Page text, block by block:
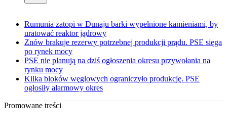
Rumunia zatopi w Dunaju barki wypełnione kamieniami, by
uratować reaktor jądrowy
Znów brakuje rezerwy potrzebnej produkcji prądu. PSE sięga
po rynek mocy
PSE nie planują na dziś ogłoszenia okresu przywołania na
rynku mocy
Kilka bloków węglowych ograniczyło produkcję. PSE
ogłosiły alarmowy okres
Promowane treści